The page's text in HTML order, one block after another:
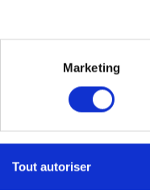
Marketing
Tout autoriser